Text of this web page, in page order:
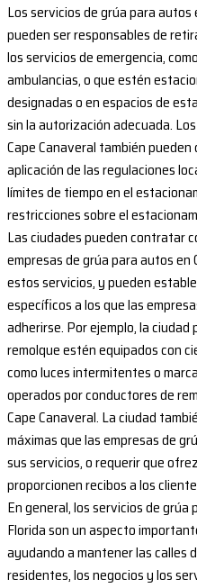
Los servicios de grúa para autos
pueden ser responsables de
los servicios de emergencia,
ambulancias, o que estén
designadas o en espacios de
sin la autorización adecuada.
Cape Canaveral también
aplicación de las regulaciones
límites de tiempo en el
restricciones sobre el
Las ciudades pueden contratar
empresas de grúa para autos
estos servicios, y pueden
específicos a los que las
adherirse. Por ejemplo, la
remolque estén equipados con
como luces intermitentes o
operados por conductores de
Cape Canaveral. La ciudad
máximas que las empresas de
sus servicios, o requerir que
proporcionen recibos a los
En general, los servicios de grúa
Florida son un aspecto
ayudando a mantener las calles
residentes, los negocios y los